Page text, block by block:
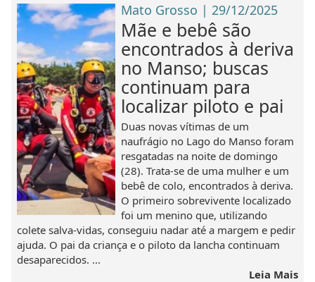
Mato Grosso | 29/12/2025
Mãe e bebê são
encontrados à deriva
no Manso; buscas
continuam para
localizar piloto e pai
Duas novas vítimas de um
naufrágio no Lago do Manso foram
resgatadas na noite de domingo
(28). Trata-se de uma mulher e um
bebê de colo, encontrados à deriva.
O primeiro sobrevivente localizado
foi um menino que, utilizando
colete salva-vidas, conseguiu nadar até a margem e pedir
ajuda. O pai da criança e o piloto da lancha continuam
desaparecidos. ...
Leia Mais